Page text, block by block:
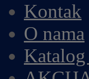
Kontak
O nama